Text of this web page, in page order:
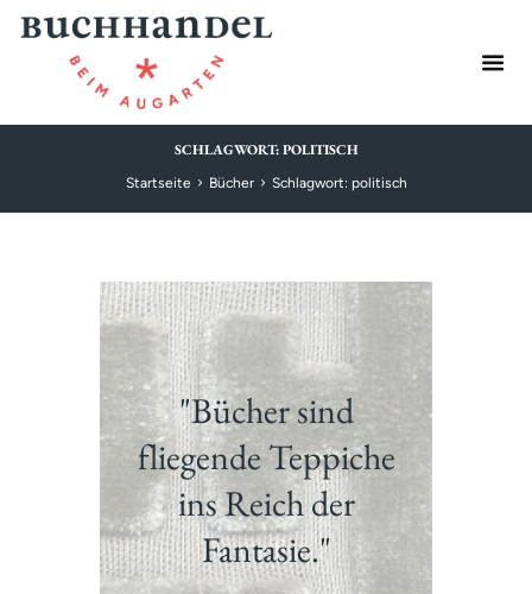
SCHLAGWORT: POLITISCH
Startseite Bücher Schlagwort: politisch
"Bücher sind
fliegende Teppiche
ins Reich der
Fantasie."